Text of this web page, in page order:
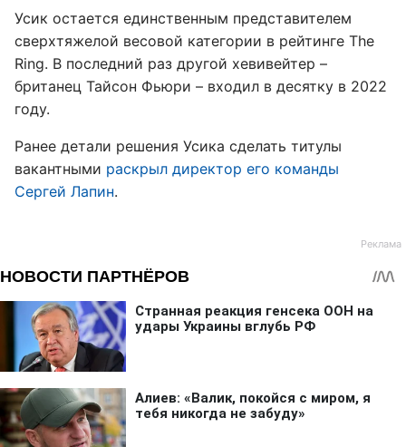
Усик остается единственным представителем
сверхтяжелой весовой категории в рейтинге The
Ring. В последний раз другой хевивейтер –
британец Тайсон Фьюри – входил в десятку в 2022
году.
Ранее детали решения Усика сделать титулы
вакантными раскрыл директор его команды
Сергей Лапин.